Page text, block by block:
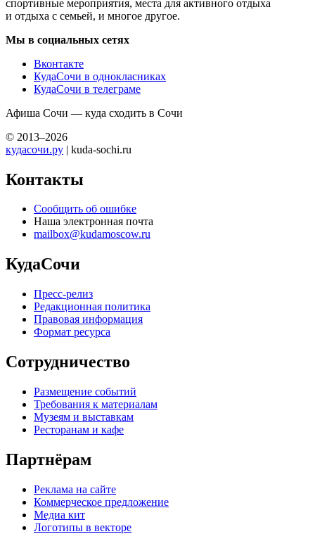
спортивные мероприятия, места для активного отдыха
и отдыха с семьей, и многое другое.
Мы в социальных сетях
Вконтакте
КудаСочи в однокласниках
КудаСочи в телеграме
Афиша Сочи — куда сходить в Сочи
© 2013–2026
кудасочи.ру | kuda-sochi.ru
Контакты
Сообщить об ошибке
Наша электронная почта
mailbox@kudamoscow.ru
КудаСочи
Пресс-релиз
Редакционная политика
Правовая информация
Формат ресурса
Сотрудничество
Размещение событий
Требования к материалам
Музеям и выставкам
Ресторанам и кафе
Партнёрам
Реклама на сайте
Коммерческое предложение
Медиа кит
Логотипы в векторе